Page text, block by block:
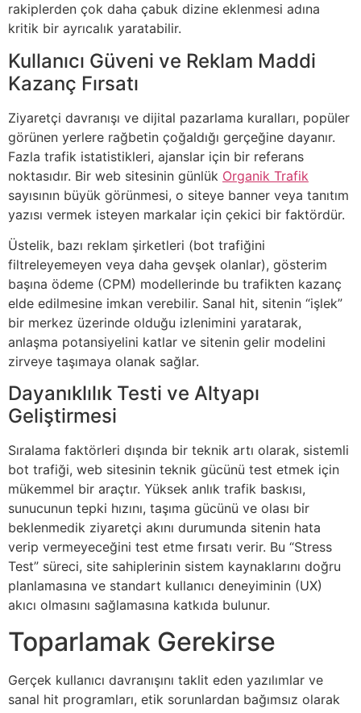
rakiplerden çok daha çabuk dizine eklenmesi adına
kritik bir ayrıcalık yaratabilir.
Kullanıcı Güveni ve Reklam Maddi
Kazanç Fırsatı
Ziyaretçi davranışı ve dijital pazarlama kuralları, popüler
görünen yerlere rağbetin çoğaldığı gerçeğine dayanır.
Fazla trafik istatistikleri, ajanslar için bir referans
noktasıdır. Bir web sitesinin günlük Organik Trafik
sayısının büyük görünmesi, o siteye banner veya tanıtım
yazısı vermek isteyen markalar için çekici bir faktördür.
Üstelik, bazı reklam şirketleri (bot trafiğini
filtreleyemeyen veya daha gevşek olanlar), gösterim
başına ödeme (CPM) modellerinde bu trafikten kazanç
elde edilmesine imkan verebilir. Sanal hit, sitenin “işlek”
bir merkez üzerinde olduğu izlenimini yaratarak,
anlaşma potansiyelini katlar ve sitenin gelir modelini
zirveye taşımaya olanak sağlar.
Dayanıklılık Testi ve Altyapı
Geliştirmesi
Sıralama faktörleri dışında bir teknik artı olarak, sistemli
bot trafiği, web sitesinin teknik gücünü test etmek için
mükemmel bir araçtır. Yüksek anlık trafik baskısı,
sunucunun tepki hızını, taşıma gücünü ve olası bir
beklenmedik ziyaretçi akını durumunda sitenin hata
verip vermeyeceğini test etme fırsatı verir. Bu “Stress
Test” süreci, site sahiplerinin sistem kaynaklarını doğru
planlamasına ve standart kullanıcı deneyiminin (UX)
akıcı olmasını sağlamasına katkıda bulunur.
Toparlamak Gerekirse
Gerçek kullanıcı davranışını taklit eden yazılımlar ve
sanal hit programları, etik sorunlardan bağımsız olarak